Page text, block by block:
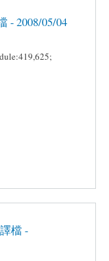
- 2008/05/04
檔 -